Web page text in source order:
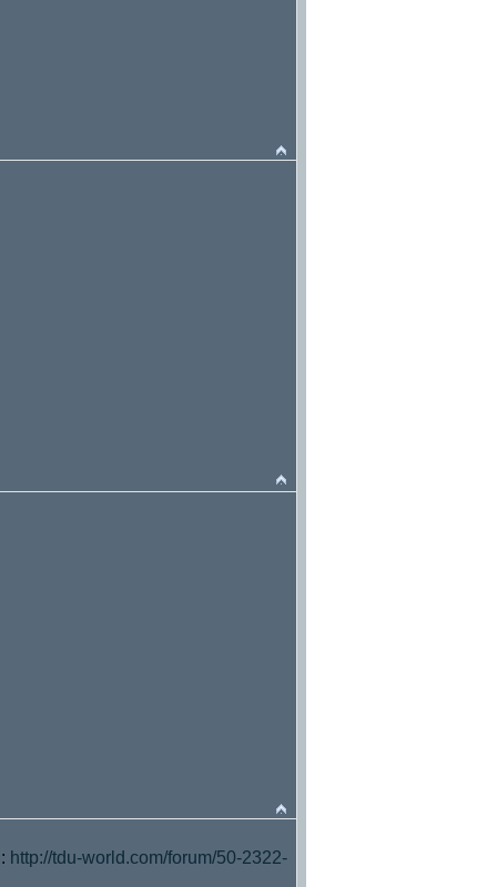
http://tdu-world.com/forum/50-2322-